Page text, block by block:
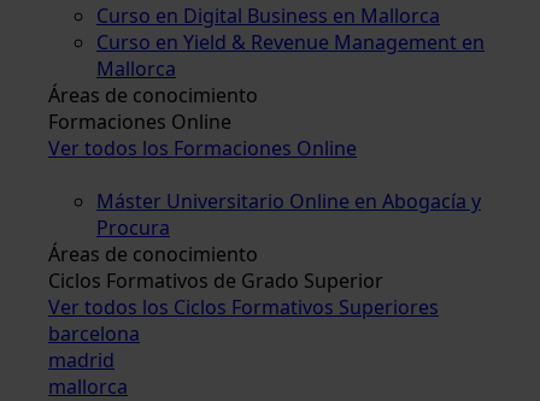
Curso en Digital Business en Mallorca
Curso en Yield & Revenue Management en
Mallorca
Áreas de conocimiento
Formaciones Online
Ver todos los Formaciones Online
Máster Universitario Online en Abogacía y
Procura
Áreas de conocimiento
Ciclos Formativos de Grado Superior
Ver todos los Ciclos Formativos Superiores
barcelona
madrid
mallorca